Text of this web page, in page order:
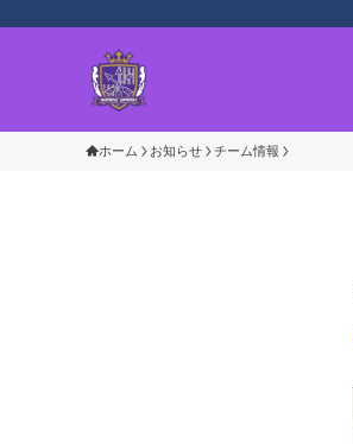
ホーム お知らせ チーム情報